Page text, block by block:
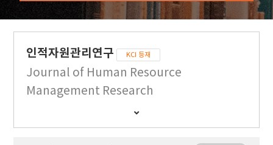
인적자원관리연구 KCI 등재
Journal of Human Resource
Management Research
간
행